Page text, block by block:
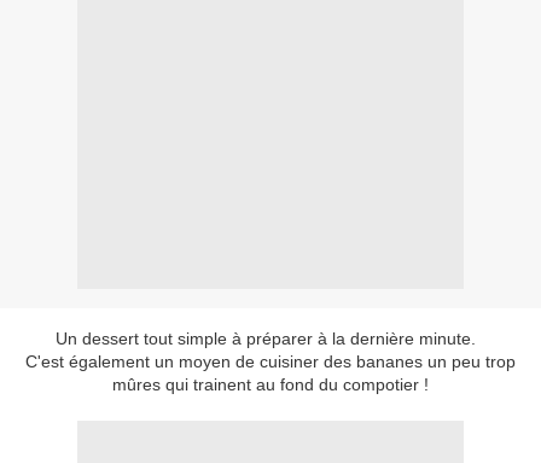
Un dessert tout simple à préparer à la dernière minute.
C'est également un moyen de cuisiner des bananes un peu trop
mûres qui trainent au fond du compotier !